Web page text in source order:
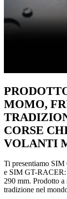
MOMO,
CORSE
VOLANTI
Ti presentiamo SIM
e SIM GT-RACER:
290 mm. Prodotto
tradizione nel